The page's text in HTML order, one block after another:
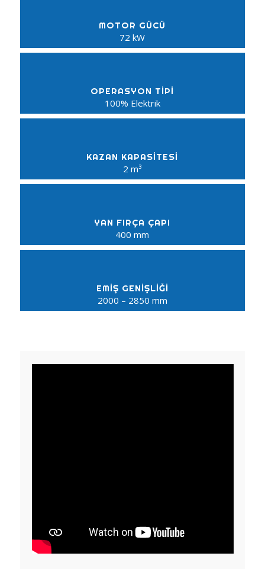
MOTOR GÜCÜ
72 kW
OPERASYON TİPİ
100% Elektrik
KAZAN KAPASİTESİ
2 m³
YAN FIRÇA ÇAPI
400 mm
EMİŞ GENİŞLİĞİ
2000 – 2850 mm